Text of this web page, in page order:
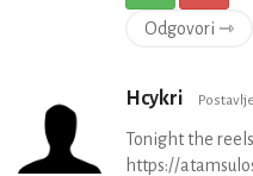
Odgovori ⇾
Hcykri
Tonight the
https://